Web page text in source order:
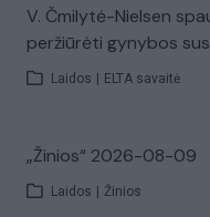
V. Čmilytė-Nielsen
peržiūrėti gynybos
Laidos ELTA savaitė
„Žinios“ 2026-08-09
Laidos Žinios